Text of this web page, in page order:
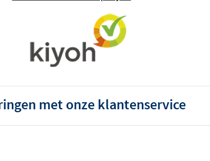
met onze klantenservice